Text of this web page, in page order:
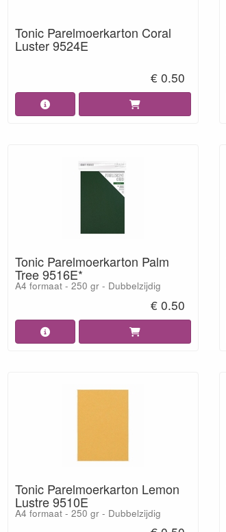
Tonic Parelmoerkarton Coral
Luster 9524E
€ 0.50
Tonic Parelmoerkarton Palm
Tree 9516E*
A4 formaat - 250 gr - Dubbelzijdig
€ 0.50
Tonic Parelmoerkarton Lemon
Lustre 9510E
A4 formaat - 250 gr - Dubbelzijdig